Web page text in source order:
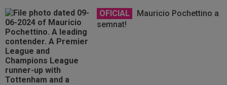
OFICIAL
Mauricio Pochettino a
semnat!